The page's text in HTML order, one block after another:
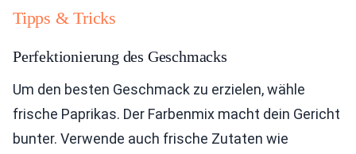
Tipps & Tricks
Perfektionierung des Geschmacks
Um den besten Geschmack zu erzielen, wähle
frische Paprikas. Der Farbenmix macht dein Gericht
bunter. Verwende auch frische Zutaten wie